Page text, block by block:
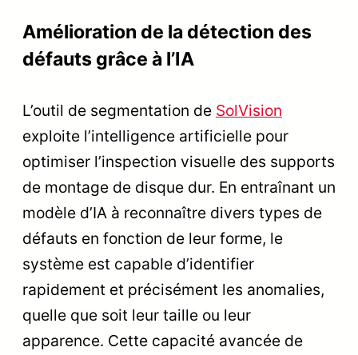
Amélioration de la détection des
défauts grâce à l’IA
L’outil de segmentation de SolVision
exploite l’intelligence artificielle pour
optimiser l’inspection visuelle des supports
de montage de disque dur. En entraînant un
modèle d’IA à reconnaître divers types de
défauts en fonction de leur forme, le
système est capable d’identifier
rapidement et précisément les anomalies,
quelle que soit leur taille ou leur
apparence. Cette capacité avancée de